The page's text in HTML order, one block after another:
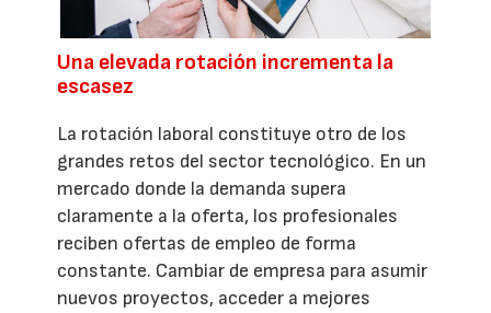
Una elevada rotación incrementa la
escasez
La rotación laboral constituye otro de los
grandes retos del sector tecnológico. En un
mercado donde la demanda supera
claramente a la oferta, los profesionales
reciben ofertas de empleo de forma
constante. Cambiar de empresa para asumir
nuevos proyectos, acceder a mejores